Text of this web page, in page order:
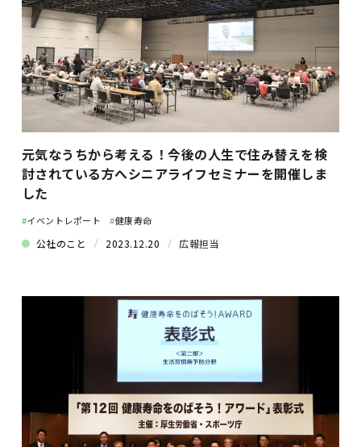
元気なうちから考える！今後の人生で住み替えを検
討されている方へシニアライフセミナーを開催しま
した
#イベントレポート #健康寿命
公社のこと 2023.12.20 広報担当